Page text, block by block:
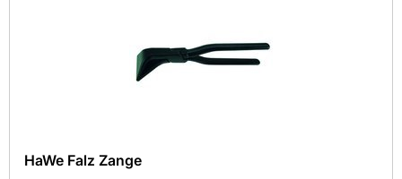
HaWe Falz Zange